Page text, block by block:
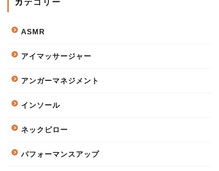
ASMR
アイマッサージャー
アンガーマネジメント
インソール
ネックピロー
パフォーマンスアップ